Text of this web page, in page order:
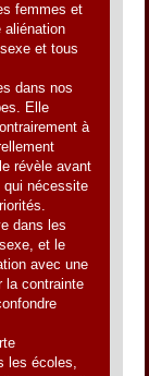
femmes et
aliénation
et tous
dans nos
Elle
à
révèle avant
qui nécessite
dans les
et le
avec une
la contrainte
les écoles,